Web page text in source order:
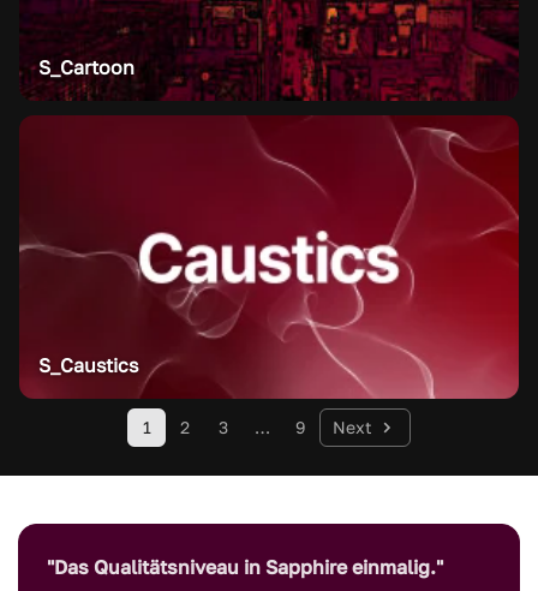
S_Cartoon
S_Caustics
1 2 3 … 9 Next
"Das Qualitätsniveau in Sapphire einmalig."